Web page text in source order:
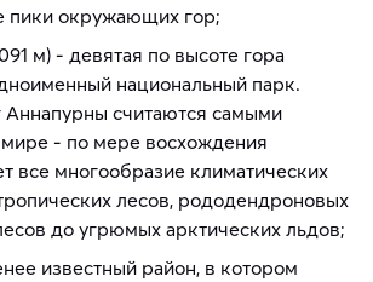
пики окружающих гор;
м) - девятая по высоте гора
национальный парк.
Аннапурны считаются самыми
- по мере восхождения
все многообразие климатических
лесов, рододендроновых
до угрюмых арктических льдов;
известный район, в котором